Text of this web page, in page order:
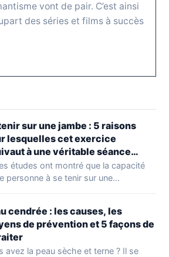
vont de pair. C’est ainsi
des séries et films à succès
sur une jambe : 5 raisons
lesquelles cet exercice
à une véritable séance
études ont montré que la capacité
personne à se tenir sur une…
cendrée : les causes, les
de prévention et 5 façons de
avez la peau sèche et terne ? Il se